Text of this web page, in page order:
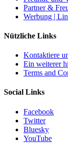
Partner &
Werbung |
Nützliche Links
Kontaktiere
Ein weiterer
Terms and
Social Links
Facebook
Twitter
Bluesky
YouTube